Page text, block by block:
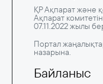
ҚР Ақпарат және
Ақпарат
07.11.2022 жылы
Портал
назарына.
Байланыс